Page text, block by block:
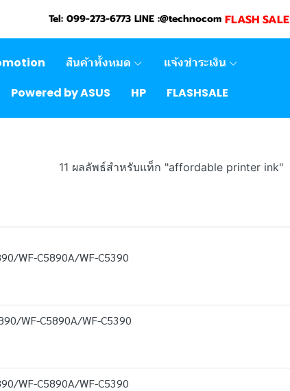
Tel: 099-273-6773 LINE :@technocom FLASH SALE
สินค้าทั้งหมด
แจ้งชำระเงิน
Powered by ASUS HP FLASHSALE
11 ผลลัพธ์สำหรับแท็ก "affordable printer ink"
WF-C5890A/WF-C5390
WF-C5890A/WF-C5390
WF-C5890A/WF-C5390